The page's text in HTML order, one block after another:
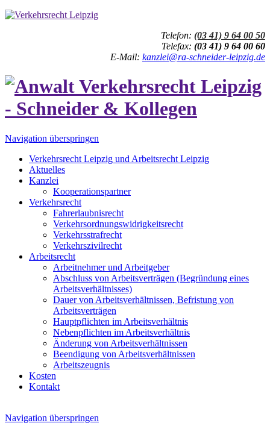
Telefon: (03 41) 9 64 00 50
Telefax: (03 41) 9 64 00 60
E-Mail: kanzlei@ra-schneider-leipzig.de
Navigation überspringen
Verkehrsrecht Leipzig und Arbeitsrecht Leipzig
Aktuelles
Kanzlei
Kooperationspartner
Verkehrsrecht
Fahrerlaubnisrecht
Verkehrsordnungswidrigkeitsrecht
Verkehrsstrafrecht
Verkehrszivilrecht
Arbeitsrecht
Arbeitnehmer und Arbeitgeber
Abschluss von Arbeitsverträgen (Begründung eines
Arbeitsverhältnisses)
Dauer von Arbeitsverhältnissen, Befristung von
Arbeitsverträgen
Hauptpflichten im Arbeitsverhältnis
Nebenpflichten im Arbeitsverhältnis
Änderung von Arbeitsverhältnissen
Beendigung von Arbeitsverhältnissen
Arbeitszeugnis
Kosten
Kontakt
Navigation überspringen